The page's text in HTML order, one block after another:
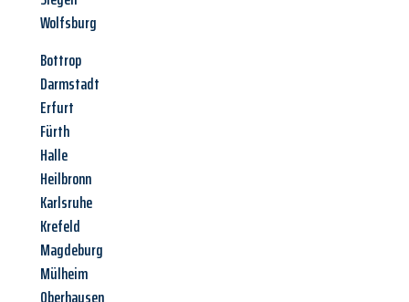
Wolfsburg
Bottrop
Darmstadt
Erfurt
Fürth
Halle
Heilbronn
Karlsruhe
Krefeld
Magdeburg
Mülheim